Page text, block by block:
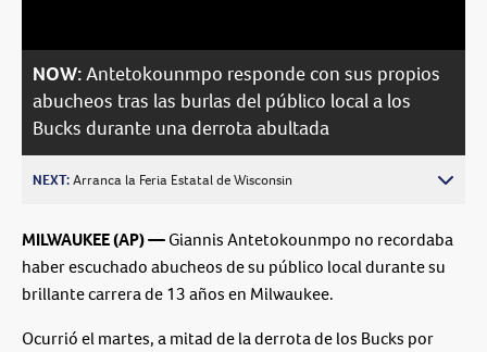
NOW:Antetokounmpo responde con sus propios
abucheos tras las burlas del público local a los
Bucks durante una derrota abultada
NEXT:Arranca la Feria Estatal de Wisconsin
MILWAUKEE (AP) —Giannis Antetokounmpo no recordaba
haber escuchado abucheos de su público local durante su
brillante carrera de 13 años en Milwaukee.
Ocurrió el martes, a mitad de la derrota de los Bucks por